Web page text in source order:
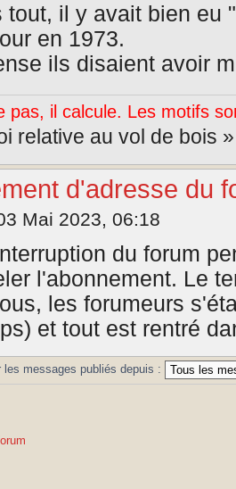
tout, il y avait bien eu
en 1973.
ils disaient avoir
pas, il calcule. Les motifs
relative au vol de bois
d'adresse du
Mai 2023, 06:18
du forum
l'abonnement. Le
les forumeurs
et tout est rentré
les messages publiés depuis :